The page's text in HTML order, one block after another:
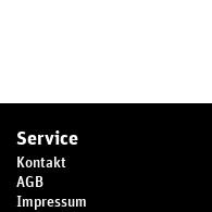
Service
Kontakt
AGB
Impressum